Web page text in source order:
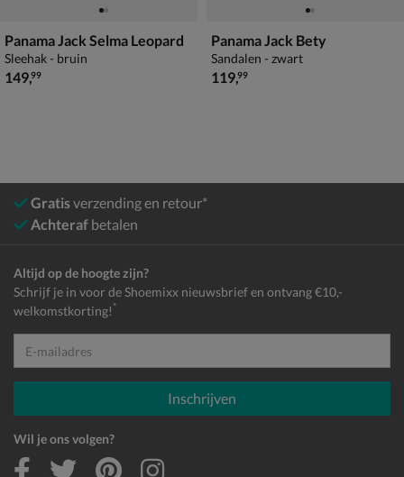
Panama Jack Selma Leopard
Sleehak - bruin
€ 149,99
149,99
Panama Jack Bety
Sandalen - zwart
€ 119,99
119,99
Gratisverzending en retour*
Achteraf betalen
Altijd op de hoogte zijn?
Schrijf je in voor de Shoemixx nieuwsbrief en ontvang €10,-
welkomstkorting! *
E-mailadres
Inschrijven
Wil je ons volgen?